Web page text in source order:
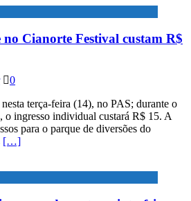
no Cianorte Festival custam R$
0
terça-feira (14), no PAS; durante o
o ingresso individual custará R$ 15. A
para o parque de diversões do
[…]